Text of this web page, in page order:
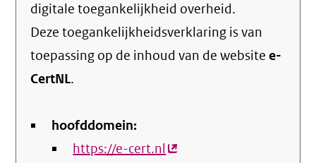
digitale toegankelijkheid overheid.
Deze toegankelijkheidsverklaring is van
toepassing op de inhoud van de websitee-
CertNL.
hoofddomein:
https://e-cert.nl(externe